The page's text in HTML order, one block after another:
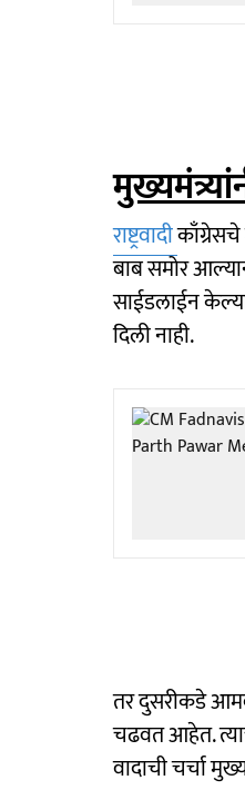
राष्ट्रवादीकाँग्रेसचे
बाब समोर
साईडलाईन
दिली नाही.
तर दुसरीकडे
चढवत आहेत. त्याच
वादाची चर्चा